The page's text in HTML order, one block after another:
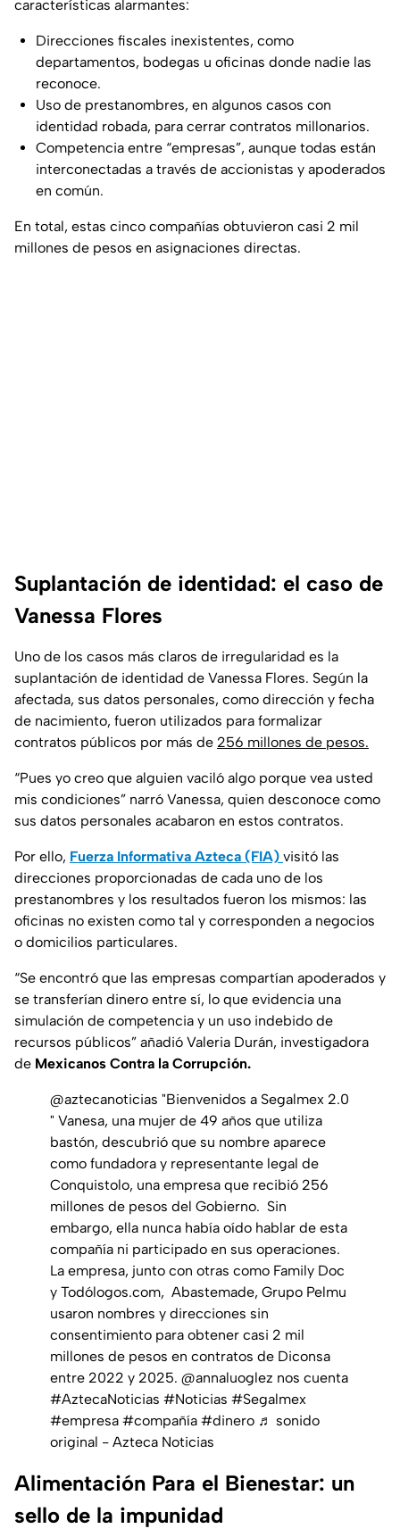
características alarmantes:
Direcciones fiscales inexistentes, como
departamentos, bodegas u oficinas donde nadie las
reconoce.
Uso de prestanombres, en algunos casos con
identidad robada, para cerrar contratos millonarios.
Competencia entre “empresas”, aunque todas están
interconectadas a través de accionistas y apoderados
en común.
En total, estas cinco compañías obtuvieron casi 2 mil
millones de pesos en asignaciones directas.
Suplantación de identidad: el caso de
Vanessa Flores
Uno de los casos más claros de irregularidad es la
suplantación de identidad de Vanessa Flores. Según la
afectada, sus datos personales, como dirección y fecha
de nacimiento, fueron utilizados para formalizar
contratos públicos por más de 256 millones de pesos.
“Pues yo creo que alguien vaciló algo porque vea usted
mis condiciones” narró Vanessa, quien desconoce como
sus datos personales acabaron en estos contratos.
Por ello, Fuerza Informativa Azteca (FIA) visitó las
direcciones proporcionadas de cada uno de los
prestanombres y los resultados fueron los mismos: las
oficinas no existen como tal y corresponden a negocios
o domicilios particulares.
“Se encontró que las empresas compartían apoderados y
se transferían dinero entre sí, lo que evidencia una
simulación de competencia y un uso indebido de
recursos públicos” añadió Valeria Durán, investigadora
de Mexicanos Contra la Corrupción.
@aztecanoticias "Bienvenidos a Segalmex 2.0
" Vanesa, una mujer de 49 años que utiliza
bastón, descubrió que su nombre aparece
como fundadora y representante legal de
Conquistolo, una empresa que recibió 256
millones de pesos del Gobierno. Sin
embargo, ella nunca había oído hablar de esta
compañía ni participado en sus operaciones.
La empresa, junto con otras como Family Doc
y Todólogos.com, Abastemade, Grupo Pelmu
usaron nombres y direcciones sin
consentimiento para obtener casi 2 mil
millones de pesos en contratos de Diconsa
entre 2022 y 2025. @annaluoglez nos cuenta
#AztecaNoticias #Noticias #Segalmex
#empresa #compañía #dinero ♬ sonido
original - Azteca Noticias
Alimentación Para el Bienestar: un
sello de la impunidad